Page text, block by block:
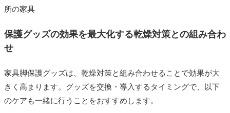
所の家具
保護グッズの効果を最大化する乾燥対策との組み合わ
せ
家具脚保護グッズは、乾燥対策と組み合わせることで効果が大
きく高まります。グッズを交換・導入するタイミングで、以下
のケアも一緒に行うことをおすすめします。